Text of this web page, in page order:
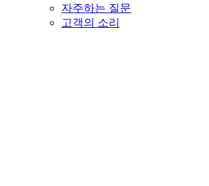
자주하는 질문
고객의 소리